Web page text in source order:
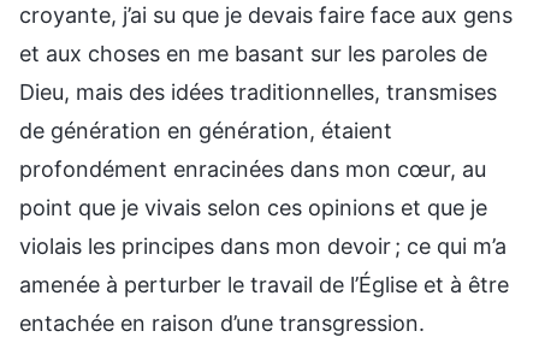
croyante, j’ai su que je devais faire face aux gens
et aux choses en me basant sur les paroles de
Dieu, mais des idées traditionnelles, transmises
de génération en génération, étaient
profondément enracinées dans mon cœur, au
point que je vivais selon ces opinions et que je
violais les principes dans mon devoir ; ce qui m’a
amenée à perturber le travail de l’Église et à être
entachée en raison d’une transgression.